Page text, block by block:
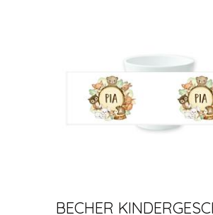
BECHER